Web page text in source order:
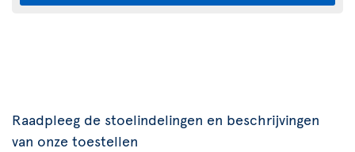
Raadpleeg de stoelindelingen en beschrijvingen
van onze toestellen